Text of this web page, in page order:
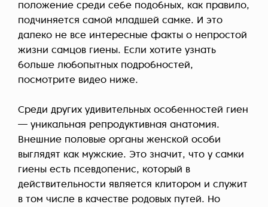
положение среди себе подобных, как правило,
подчиняется самой младшей самке. И это
далеко не все интересные факты о непростой
жизни самцов гиены. Если хотите узнать
больше любопытных подробностей,
посмотрите видео ниже.
Среди других удивительных особенностей гиен
— уникальная репродуктивная анатомия.
Внешние половые органы женской особи
выглядят как мужские. Это значит, что у самки
гиены есть псевдопенис, который в
действительности является клитором и служит
в том числе в качестве родовых путей. Но